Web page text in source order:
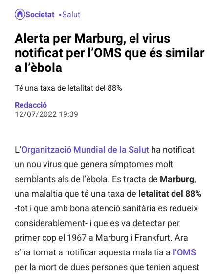
Societat Salut
Alerta per Marburg, el virus
notificat per l’OMS que és similar
a l’èbola
Té una taxa de letalitat del 88%
Redacció
12/07/2022 19:39
L’Organització Mundial de la Salut ha notificat
un nou virus que genera símptomes molt
semblants als de l’èbola. Es tracta de Marburg,
una malaltia que té una taxa de letalitat del 88%
-tot i que amb bona atenció sanitària es redueix
considerablement- i que es va detectar per
primer cop el 1967 a Marburg i Frankfurt. Ara
s’ha tornat a notificar aquesta malaltia a l’OMS
per la mort de dues persones que tenien aquest